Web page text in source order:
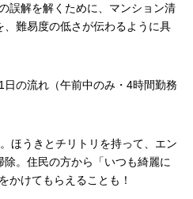
誤解を解くために、マンション清
難易度の低さが伝わるように具
の流れ（午前中のみ・4時間勤務
ほうきとチリトリを持って、エン
除。住民の方から「いつも綺麗に
かけてもらえることも！